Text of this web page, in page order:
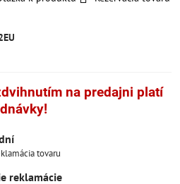
na predajni platí
tovaru
reklamácie